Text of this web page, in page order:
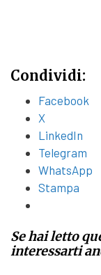
Condividi:
Facebook
X
LinkedIn
Telegram
WhatsApp
Stampa
Se hai letto
interessarti